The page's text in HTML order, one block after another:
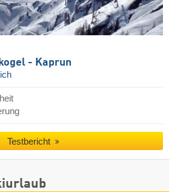
- Kaprun
Testbericht